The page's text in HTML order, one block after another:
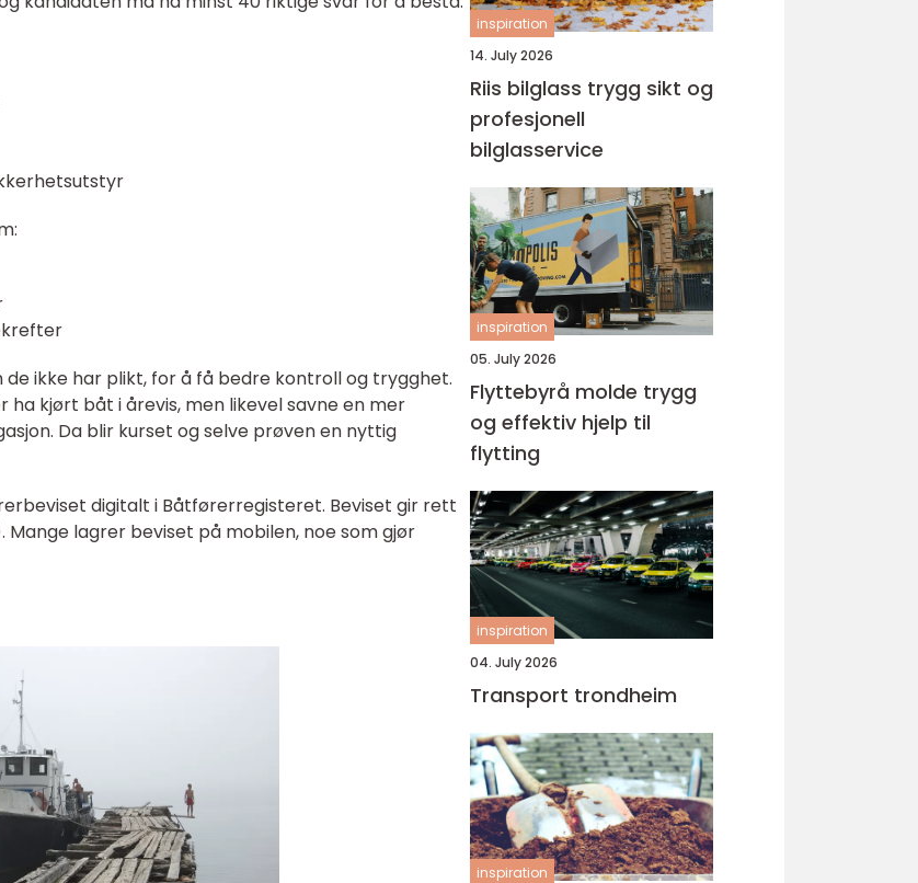
ikke har plikt, for å få bedre kontroll og trygghet.
kjørt båt i årevis, men likevel savne en mer
Da blir kurset og selve prøven en nyttig
digitalt i Båtførerregisteret. Beviset gir rett
lagrer beviset på mobilen, noe som gjør
inspiration
14. July 2026
Riis bilglass trygg sikt og
profesjonell
bilglasservice
inspiration
05. July 2026
Flyttebyrå molde trygg
og effektiv hjelp til
flytting
inspiration
04. July 2026
Transport trondheim
inspiration